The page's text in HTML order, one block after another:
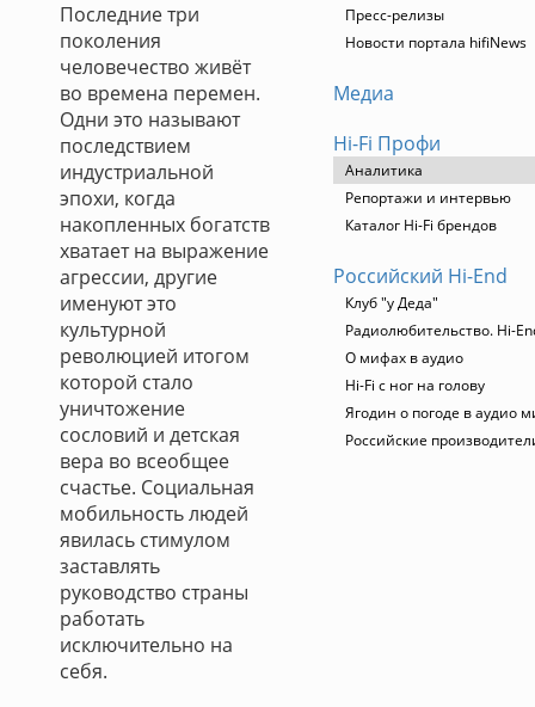
Последние три
поколения
человечество живёт
во времена перемен.
Одни это называют
последствием
индустриальной
эпохи, когда
накопленных богатств
хватает на выражение
агрессии, другие
именуют это
культурной
революцией итогом
которой стало
уничтожение
сословий и детская
вера во всеобщее
счастье. Социальная
мобильность людей
явилась стимулом
заставлять
руководство страны
работать
исключительно на
себя.
Пресс-релизы
Новости портала hifiNews
Медиа
Hi-Fi Профи
Аналитика
Репортажи и интервью
Каталог Hi-Fi брендов
Российский Hi-End
Клуб "у Деда"
Радиолюбительство. Hi-
О мифах в аудио
Hi-Fi с ног на голову
Ягодин о погоде в аудио
Российские